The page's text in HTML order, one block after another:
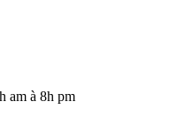
am à 8h pm